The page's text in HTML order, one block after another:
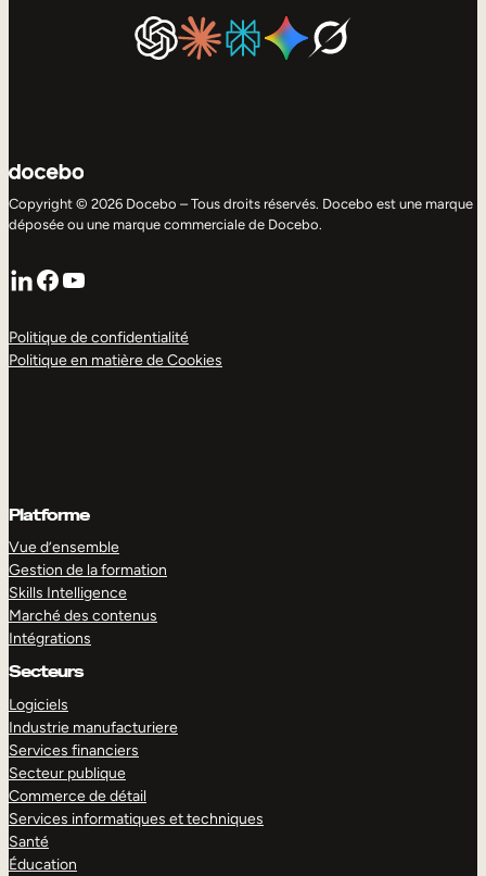
Copyright © 2026 Docebo – Tous droits réservés. Docebo est une marque
déposée ou une marque commerciale de Docebo.
LinkedIn
Facebook
YouTube
Politique de confidentialité
Politique en matière de Cookies
Platforme
Vue d’ensemble
Gestion de la formation
Skills Intelligence
Marché des contenus
Intégrations
Secteurs
Logiciels
Industrie manufacturiere
Services financiers
Secteur publique
Commerce de détail
Services informatiques et techniques
Santé
Éducation